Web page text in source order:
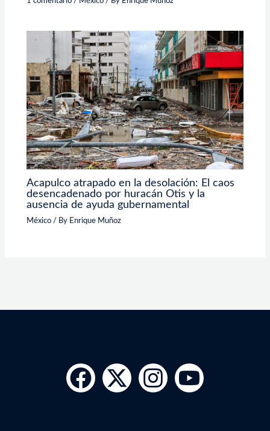
Acapulco atrapado en la desolación: El caos
desencadenado por huracán Otis y la
ausencia de ayuda gubernamental
México / By Enrique Muñoz